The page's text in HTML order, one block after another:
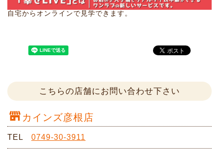
自宅からオンラインで見学できます。
こちらの店舗にお問い合わせ下さい
カインズ彦根店
TEL 0749-30-3911